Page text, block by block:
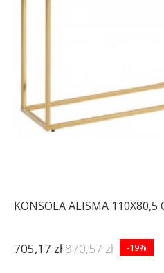
KONSOLA ALISMA 110X80,5
705,17 zł870,57 zł -19%